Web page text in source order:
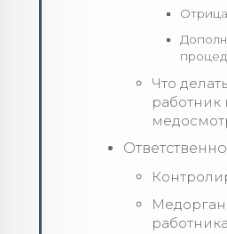
Что
работника